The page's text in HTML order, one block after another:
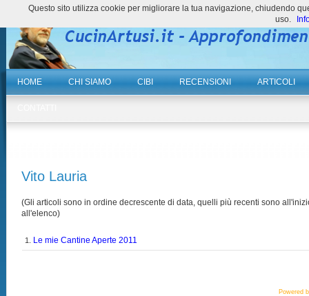
HOME CHI SIAMO CIBI RECENSIONI ARTICOLI
Vito Lauria
(Gli articoli sono in ordine decrescente di data, quelli più recenti sono
all'elenco)
1. Le mie Cantine Aperte 2011
Powered
Questo sito utilizza cookie per migliorare la tua navigazione, chiudendo
uso.